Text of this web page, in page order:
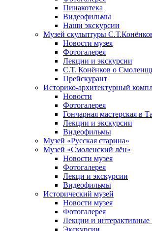
Пинакотека
Видеофильмы
Наши экскурсии
Музей скульптуры
Новости музея
Фотогалерея
Лекции и экскурсии
С.Т. Конёнков о
Прейскурант
Историко-архитектурный
Новости
Фотогалерея
Гончарная мастерская в
Лекции и экскурсии
Видеофильмы
Музей «Русская старина»
Музей «Смоленский лён»
Новости музея
Фотогалерея
Лекци и экскурсии
Видеофильмы
Исторический музей
Новости музея
Фотогалерея
Лекции и интерактивные
Экскурсии